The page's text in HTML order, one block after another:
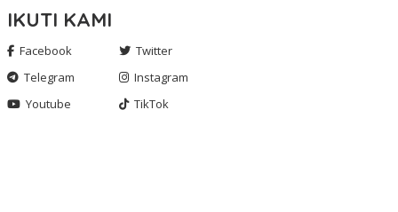
IKUTI KAMI
Facebook
Twitter
Telegram
Instagram
Youtube
TikTok